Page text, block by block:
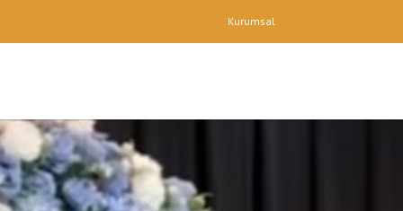
Kurumsal